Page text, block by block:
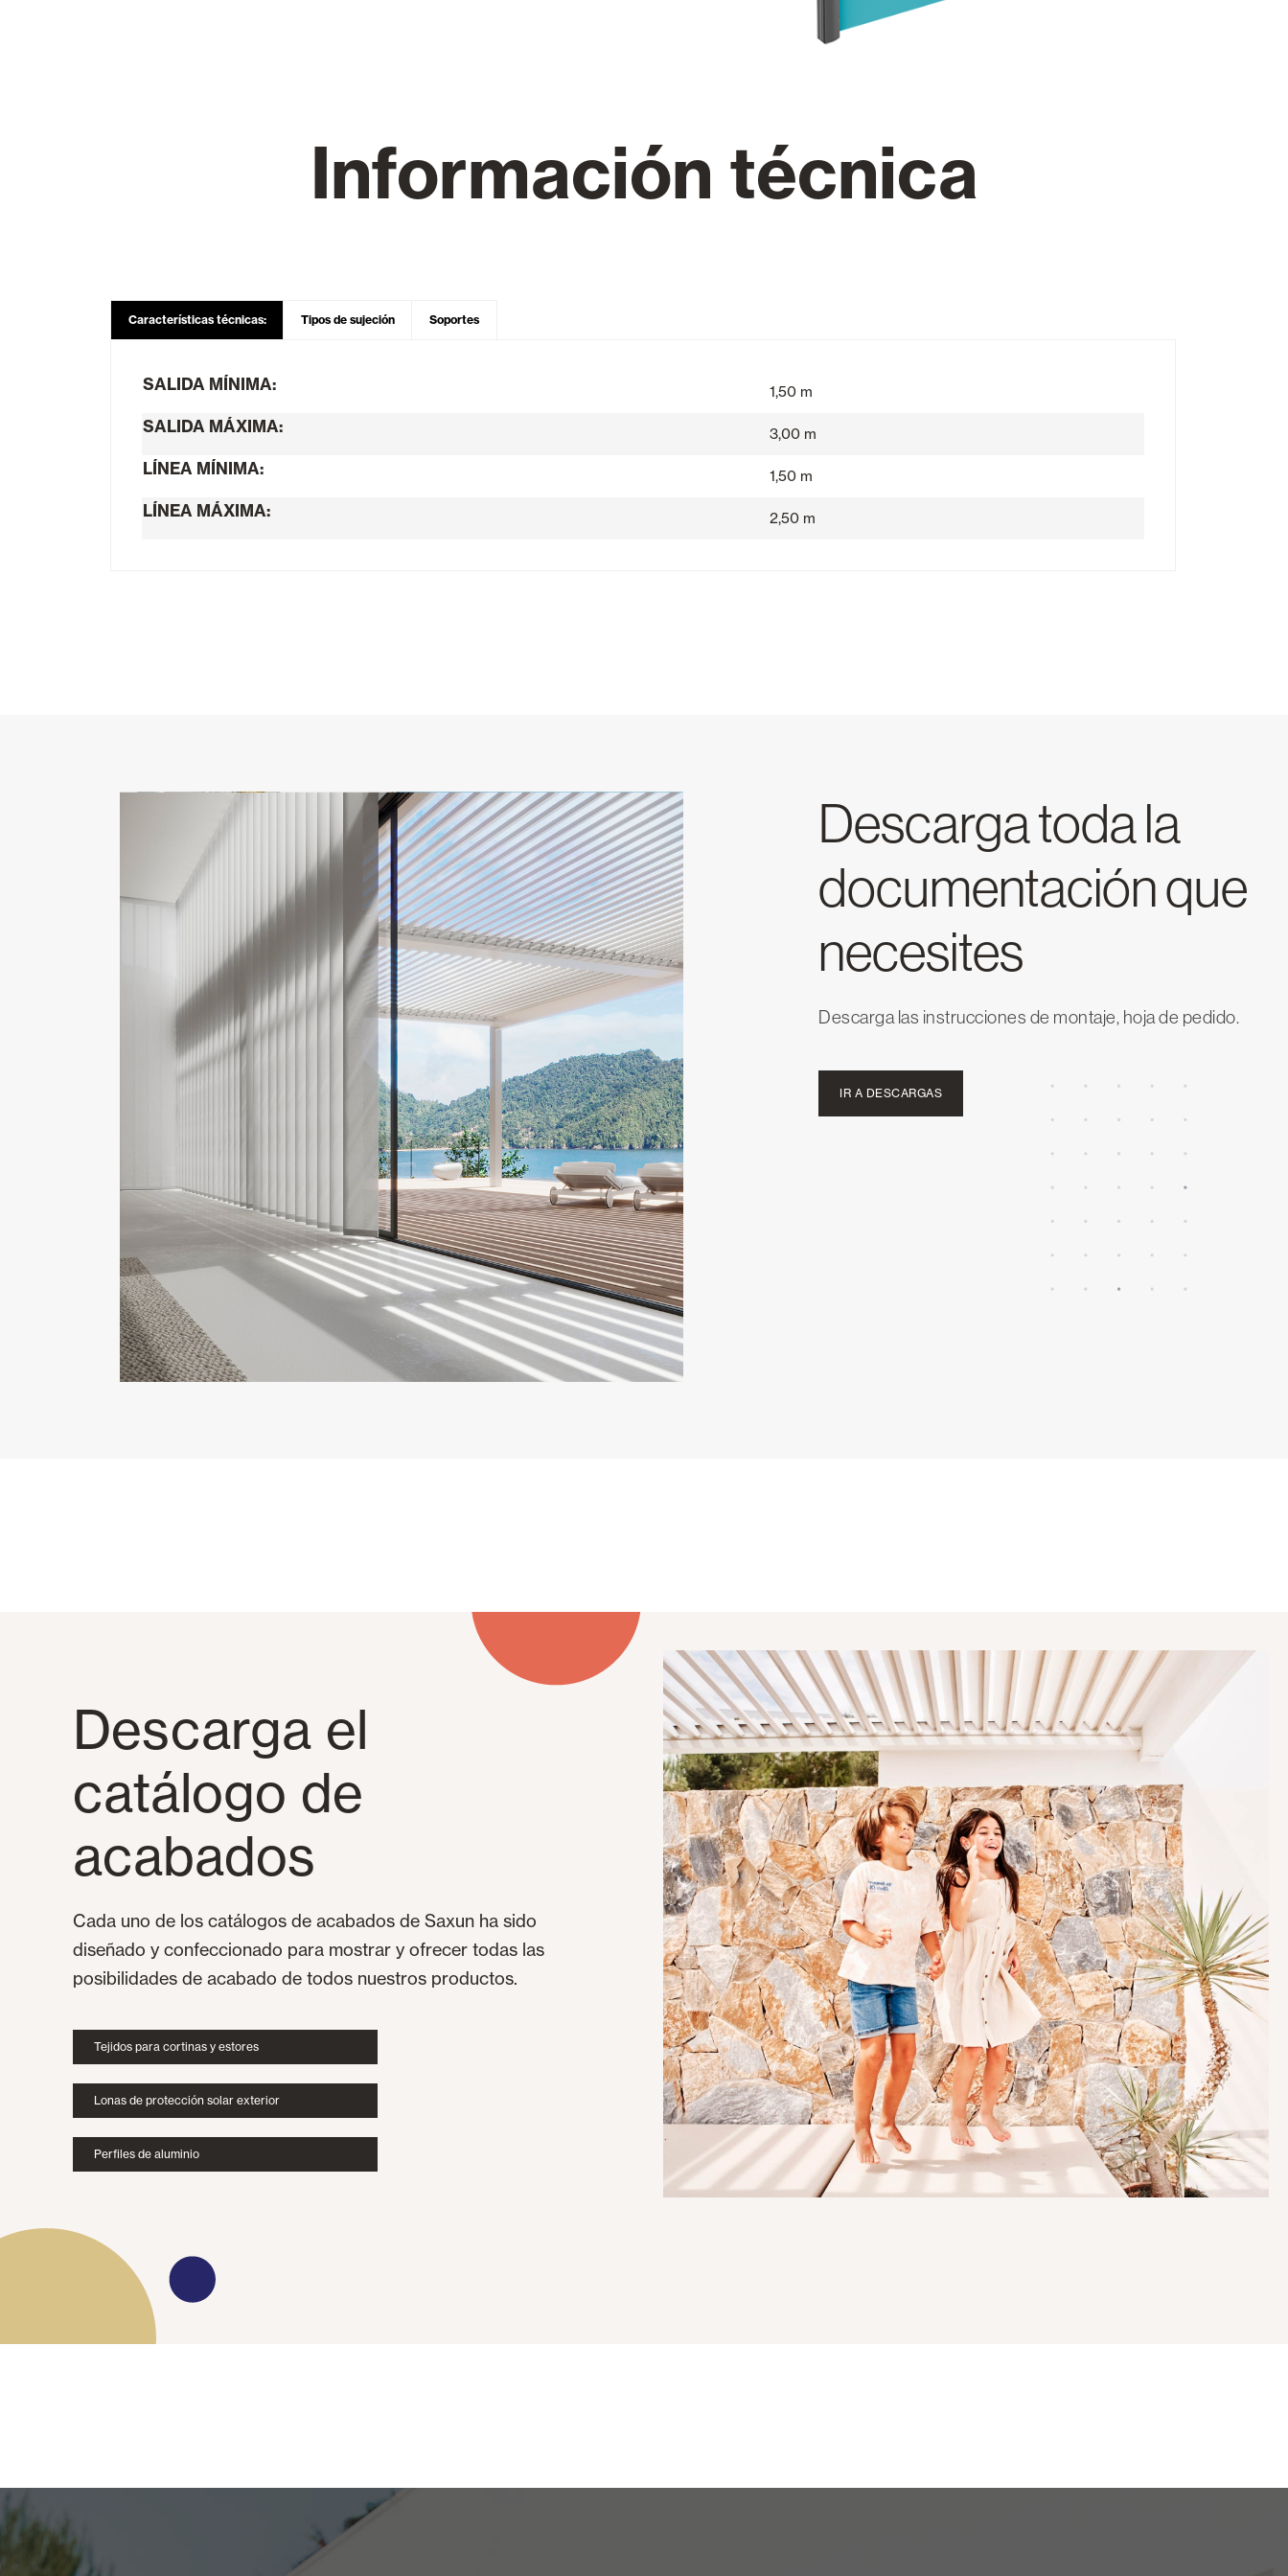
Información técnica
Características técnicas: Tipos de sujeción Soportes
SALIDA MÍNIMA: 1,50 m
SALIDA MÁXIMA: 3,00 m
LÍNEA MÍNIMA: 1,50 m
LÍNEA MÁXIMA: 2,50 m
Descarga toda la
documentación que
necesites
Descarga las instrucciones de montaje, hoja de pedido.
IR A DESCARGAS
Descarga el
catálogo de
acabados
Cada uno de los catálogos de acabados de Saxun ha sido
diseñado y confeccionado para mostrar y ofrecer todas las
posibilidades de acabado de todos nuestros productos.
Tejidos para cortinas y estores
Lonas de protección solar exterior
Perfiles de aluminio